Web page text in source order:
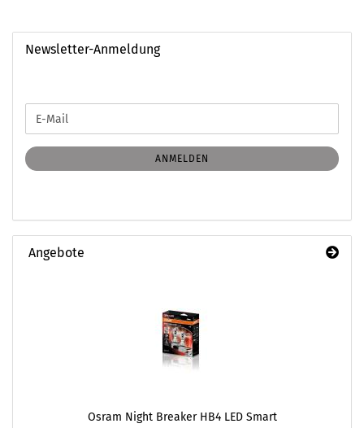
Newsletter-Anmeldung
ZUR
ANMELDUNG
E-
Mail
ANMELDEN
Angebote
Osram Night Breaker HB4 LED Smart